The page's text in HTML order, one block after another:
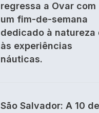
regressa a Ovar com
um fim-de-semana
dedicado à natureza
às experiências
náuticas.
São Salvador: A 10 de